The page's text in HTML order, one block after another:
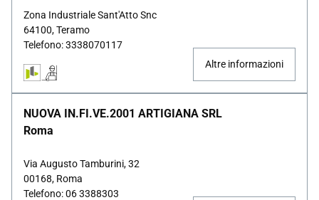
Zona Industriale Sant'Atto Snc
64100, Teramo
Telefono: 3338070117
Altre informazioni
NUOVA IN.FI.VE.2001 ARTIGIANA SRL
Roma
Via Augusto Tamburini, 32
00168, Roma
Telefono: 06 3388303